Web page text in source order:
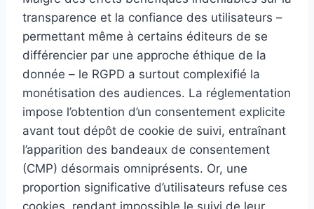
transparence et la confiance des utilisateurs –
permettant même à certains éditeurs de se
différencier par une approche éthique de la
donnée – le RGPD a surtout complexifié la
monétisation des audiences. La réglementation
impose l’obtention d’un consentement explicite
avant tout dépôt de cookie de suivi, entraînant
l’apparition des bandeaux de consentement
(CMP) désormais omniprésents. Or, une
proportion significative d’utilisateurs refuse ces
cookies, rendant impossible le suivi de leur